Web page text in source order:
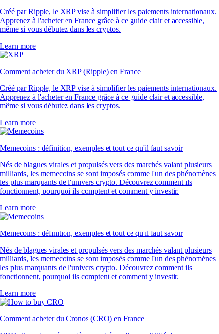
Créé par Ripple, le XRP vise à simplifier les paiements internationaux.
Apprenez à l'acheter en France grâce à ce guide clair et accessible,
même si vous débutez dans les cryptos.
Learn more
Comment acheter du XRP (Ripple) en France
Créé par Ripple, le XRP vise à simplifier les paiements internationaux.
Apprenez à l'acheter en France grâce à ce guide clair et accessible,
même si vous débutez dans les cryptos.
Learn more
Memecoins : définition, exemples et tout ce qu'il faut savoir
Nés de blagues virales et propulsés vers des marchés valant plusieurs
milliards, les memecoins se sont imposés comme l'un des phénomènes
les plus marquants de l'univers crypto. Découvrez comment ils
fonctionnent, pourquoi ils comptent et comment y investir.
Learn more
Memecoins : définition, exemples et tout ce qu'il faut savoir
Nés de blagues virales et propulsés vers des marchés valant plusieurs
milliards, les memecoins se sont imposés comme l'un des phénomènes
les plus marquants de l'univers crypto. Découvrez comment ils
fonctionnent, pourquoi ils comptent et comment y investir.
Learn more
Comment acheter du Cronos (CRO) en France